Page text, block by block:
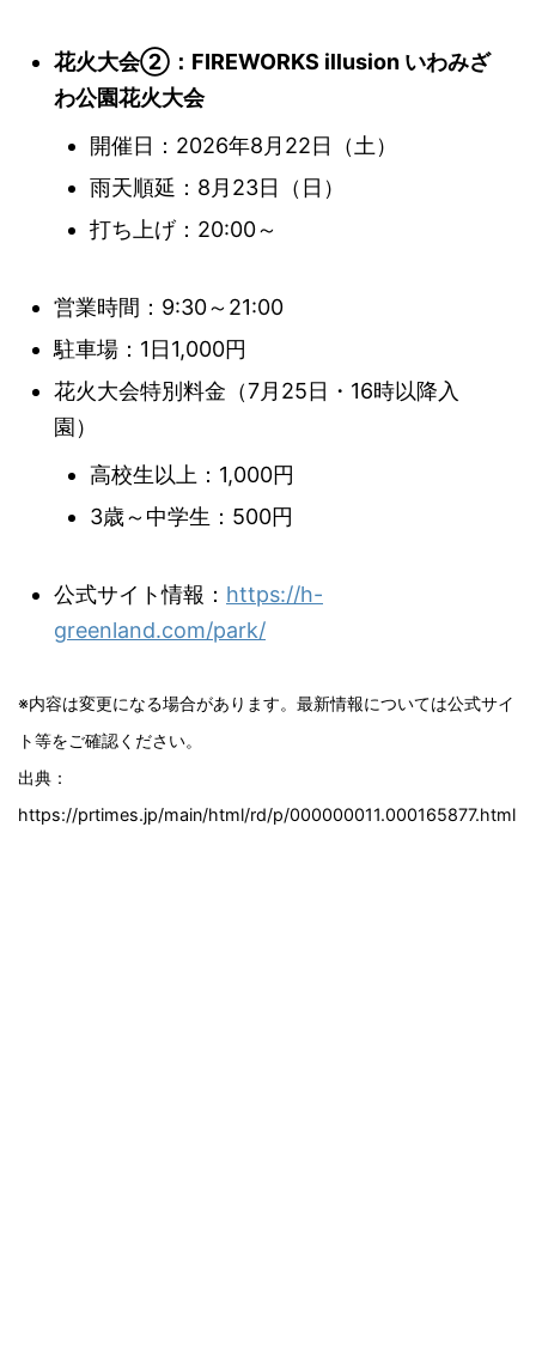
花火大会②：FIREWORKS illusion いわみざ
わ公園花火大会
開催日：2026年8月22日（土）
雨天順延：8月23日（日）
打ち上げ：20:00～
営業時間：9:30～21:00
駐車場：1日1,000円
花火大会特別料金（7月25日・16時以降入
園）
高校生以上：1,000円
3歳～中学生：500円
公式サイト情報： https://h-
greenland.com/park/
※内容は変更になる場合があります。最新情報については公式サイ
ト等をご確認ください。
出典：
https://prtimes.jp/main/html/rd/p/000000011.000165877.html